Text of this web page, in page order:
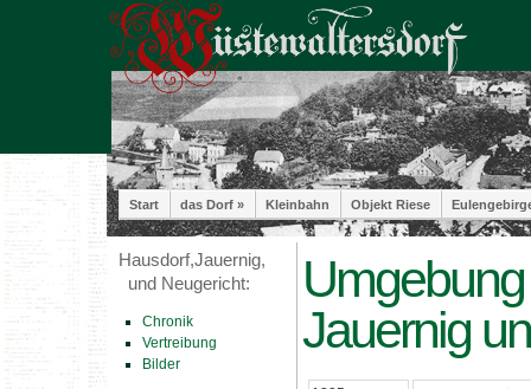
Start das Dorf » Kleinbahn Objekt Riese
Hausdorf,Jauernig,
und Neugericht:
Chronik
Vertreibung
Bilder
Jauernig